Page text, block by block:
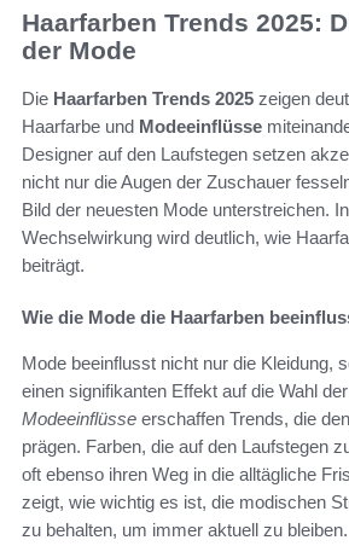
Haarfarben Trends 2025:
der Mode
Die Haarfarben Trends 2025 zeigen
Haarfarbe und Modeeinflüsse
Designer auf den Laufstegen setzen
nicht nur die Augen der Zuschauer
Bild der neuesten Mode unterstreichen.
Wechselwirkung wird deutlich, wie
beiträgt.
Wie die Mode die Haarfarben
Mode beeinflusst nicht nur die Kleidung,
einen signifikanten Effekt auf die Wahl
Modeeinflüsse erschaffen Trends, die
prägen. Farben, die auf den Laufstegen
oft ebenso ihren Weg in die alltägliche
zeigt, wie wichtig es ist, die modischen
zu behalten, um immer aktuell zu bleiben.